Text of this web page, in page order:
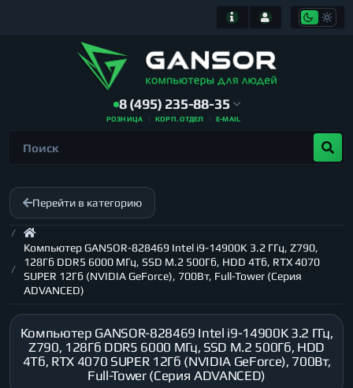
8 (495) 235-88-35
РОЗНИЦА КОРП. ОТДЕЛ E-MAIL
Перейти в категорию
Компьютер GANSOR-828469 Intel i9-14900K 3.2 ГГц, Z790,
128Гб DDR5 6000 МГц, SSD M.2 500Гб, HDD 4Тб, RTX 4070
SUPER 12Гб (NVIDIA GeForce), 700Вт, Full-Tower (Серия
ADVANCED)
Компьютер GANSOR-828469 Intel i9-14900K 3.2 ГГц,
Z790, 128Гб DDR5 6000 МГц, SSD M.2 500Гб, HDD
4Тб, RTX 4070 SUPER 12Гб (NVIDIA GeForce), 700Вт,
Full-Tower (Серия ADVANCED)